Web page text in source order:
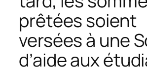
prêtées soient
versées à une
d’aide aux